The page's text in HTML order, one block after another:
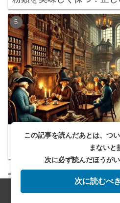
イギリスのコーヒーハウ
新着記
この記事を読んだあとは、つ
まないと
次に必ず読んだほうが
次に読むべ